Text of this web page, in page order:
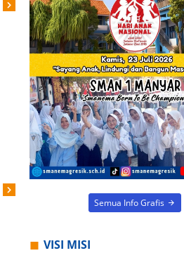
Semua Info Grafis
VISI MISI